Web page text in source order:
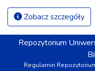
Zobacz szczegóły
Repozytorium
Regulamin